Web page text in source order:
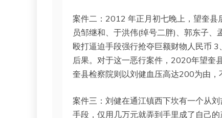
案件二：2012 年正月初七晚上，望奎县
员邹继和、于洪伟(绰号二胖)、郭东子
殴打逼迫手段强行抢夺巨额财物人民币
后果。对于这一恶行案件，2020年望奎
奎县检察院则以刘健血压高达200为由，
案件三：刘健在通江镇西下坎有一个从
手段，仅用几万元就弄到手里成了自己